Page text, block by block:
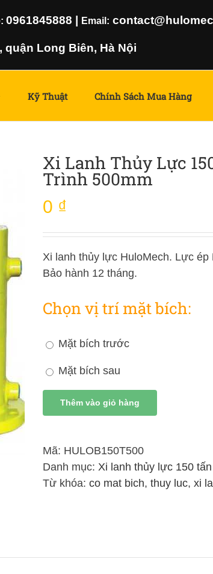
0961845888 Email:
quận Long Biên, Hà Nội
Kỹ Thuật Chính Sách Mua Hàng
Xi Lanh Thủy Lực
Trình 500mm
0 ₫
Xi lanh thủy lực HuloMech. Lực
Bảo hành 12 tháng.
Chọn vị trí mặt bích:
Mặt bích trước
Mặt bích sau
Thêm vào giỏ hàng
Mã: HULOB150T500
Danh mục: Xi lanh thủy lực 150 tấn
Từ khóa: co mat bich, thuy luc, xi